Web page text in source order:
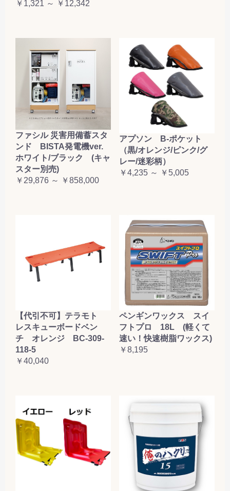
￥1,321 ～ ￥12,342
ファシル 災害用備蓄スタ
ンド BISTA発電機ver.
ホワイト/ブラック (キャ
スター別売)
￥29,876 ～ ￥858,000
アプソン B-ポケット
（黒/オレンジ/ピンク/グ
レー/迷彩柄）
￥4,235 ～ ￥5,005
【代引不可】テラモト
レスキューボードベン
チ オレンジ BC-309-
118-5
￥40,040
ペンギンワックス スイ
フトプロ 18L (軽くて
速い！快速樹脂ワックス)
￥8,195